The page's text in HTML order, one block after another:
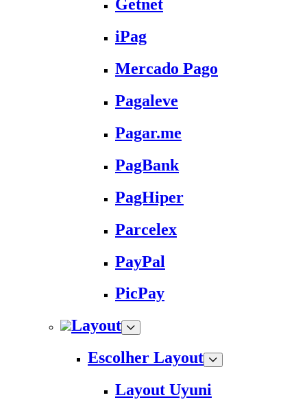
Getnet
iPag
Mercado Pago
Pagaleve
Pagar.me
PagBank
PagHiper
Parcelex
PayPal
PicPay
Layout
Escolher Layout
Layout Uyuni